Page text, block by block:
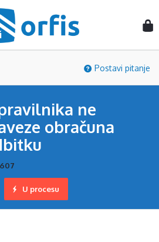
Postavi pitanje
ne
obračuna
U procesu